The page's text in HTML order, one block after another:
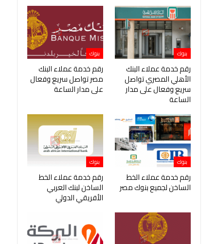
بنوك
رقم خدمة عملاء البنك
الأهلي المصري تواصل
سريع وفعال على مدار
الساعة
بنوك
رقم خدمة عملاء البنك
مصر تواصل سريع وفعال
على مدار الساعة
بنوك
رقم خدمة عملاء الخط
الساخن لجميع بنوك مصر
بنوك
رقم خدمة عملاء الخط
الساخن لبنك العربي
الأفريقي الدولي